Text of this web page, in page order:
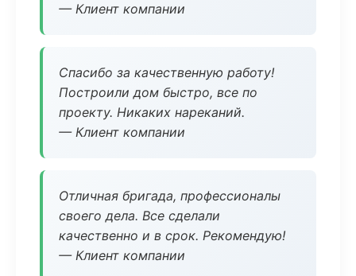
— Клиент компании
Спасибо за качественную работу!
Построили дом быстро, все по
проекту. Никаких нареканий.
— Клиент компании
Отличная бригада, профессионалы
своего дела. Все сделали
качественно и в срок. Рекомендую!
— Клиент компании